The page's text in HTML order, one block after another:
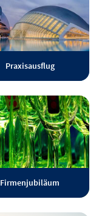
Praxisausflug
Firmenjubiläum